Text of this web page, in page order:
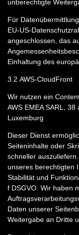
unberechtigte
Für
EU-US-
angeschlossen, das
Einhaltung des
3.2 AWS-CloudFront
Wir nutzen ein
AWS EMEA SARL,
Luxemburg
Dieser Dienst
Seiteninhalte oder
schneller
unseres berechtigten
Stabilität und
f DSGVO. Wir haben
Daten unserer
Weitergabe an Dritte